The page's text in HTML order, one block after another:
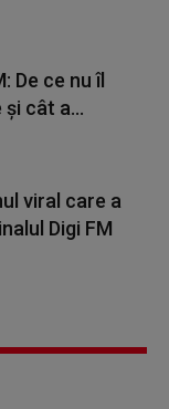
De ce nu îl
și cât a...
viral care a
Digi FM